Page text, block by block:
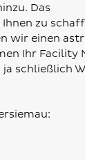
Das
zu
wir einen
Ihr Facility
ja schließlich